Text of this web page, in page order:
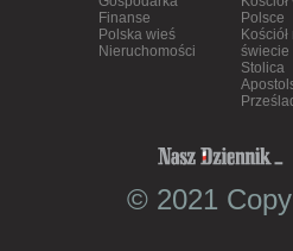
Finanse
Polska wieś
Nieruchomości
Polsce
Kościół
świecie
Stolica
© 2021